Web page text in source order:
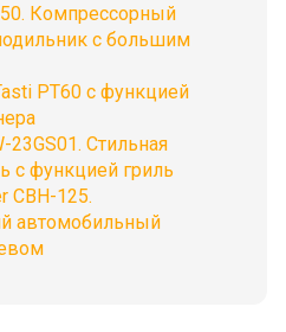
50. Компрессорный
с большим
PT60 с функцией
23GS01. Стильная
с функцией гриль
CBH-125.
автомобильный